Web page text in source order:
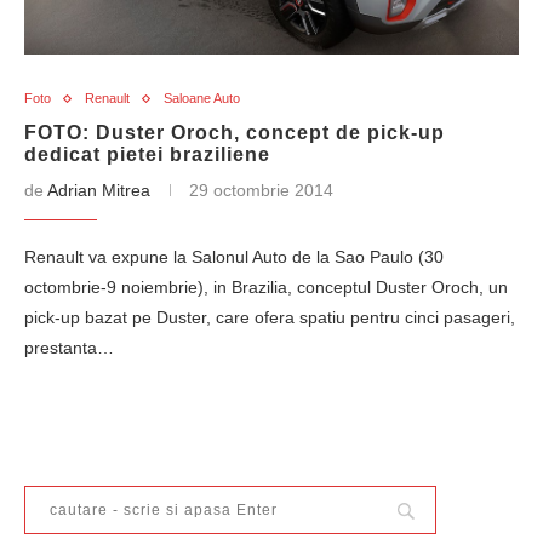
Foto Renault Saloane Auto
FOTO: Duster Oroch, concept de pick-up
dedicat pietei braziliene
de Adrian Mitrea 29 octombrie 2014
Renault va expune la Salonul Auto de la Sao Paulo (30
octombrie-9 noiembrie), in Brazilia, conceptul Duster Oroch, un
pick-up bazat pe Duster, care ofera spatiu pentru cinci pasageri,
prestanta…